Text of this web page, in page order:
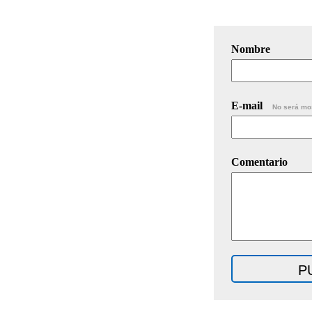
Nombre
E-mail No será
Comentario